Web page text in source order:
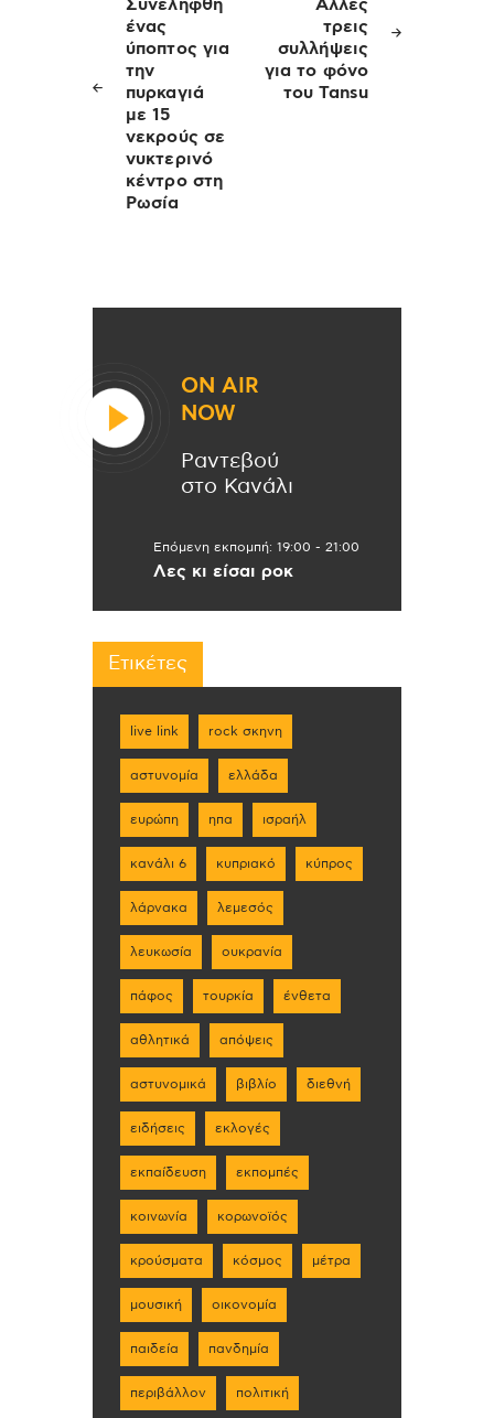
άρθρων
Συνελήφθη
ένας
ύποπτος για
την
πυρκαγιά
με 15
νεκρούς σε
νυκτερινό
κέντρο στη
Ρωσία
Άλλες
τρεις
συλλήψεις
για το φόνο
του Tansu
ON AIR
NOW
Ραντεβού
στο Κανάλι
Επόμενη εκπομπή: 19:00 - 21:00
Λες κι είσαι ροκ
Ετικέτες
live link rock σκηνη
αστυνομία ελλάδα
ευρώπη ηπα ισραήλ
κανάλι 6 κυπριακό κύπρος
λάρνακα λεμεσός
λευκωσία ουκρανία
πάφος τουρκία ένθετα
αθλητικά απόψεις
αστυνομικά βιβλίο διεθνή
ειδήσεις εκλογές
εκπαίδευση εκπομπές
κοινωνία κορωνοϊός
κρούσματα κόσμος μέτρα
μουσική οικονομία
παιδεία πανδημία
περιβάλλον πολιτική